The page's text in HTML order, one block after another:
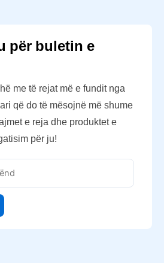
për buletin e
me të rejat më e fundit nga
që do të mësojnë më shume
e reja dhe produktet e
për ju!